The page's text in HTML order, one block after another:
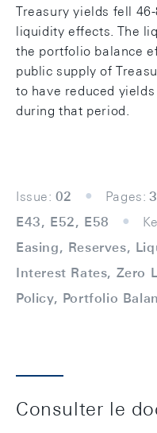
Treasury yields fell
liquidity effects. The
the portfolio balance
public supply of
to have reduced
during that period.
Issue: 02 Pages:
E43, E52, E58
Easing, Reserves,
Interest Rates, Zero
Policy, Portfolio
Consulter le